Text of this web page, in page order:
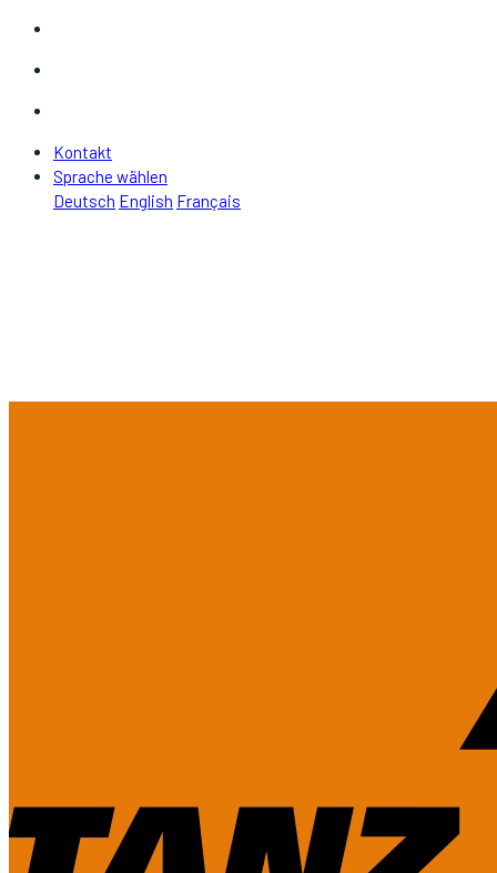
Kontakt
Sprache wählen
Deutsch English Français